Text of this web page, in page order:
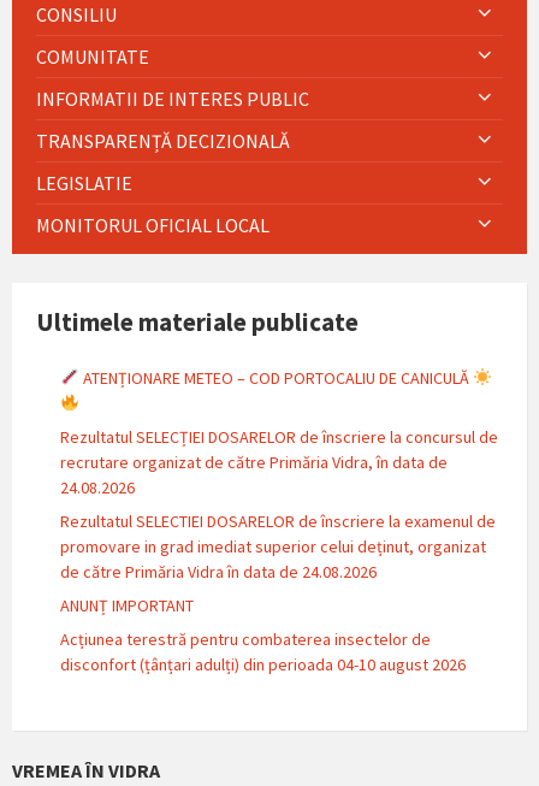
CONSILIU
COMUNITATE
INFORMATII DE INTERES PUBLIC
TRANSPARENȚĂ DECIZIONALĂ
LEGISLATIE
MONITORUL OFICIAL LOCAL
Ultimele materiale publicate
ATENȚIONARE METEO – COD PORTOCALIU DE CANICULĂ
Rezultatul SELECȚIEI DOSARELOR de înscriere la concursul de
recrutare organizat de către Primăria Vidra, în data de
24.08.2026
Rezultatul SELECTIEI DOSARELOR de înscriere la examenul de
promovare in grad imediat superior celui deținut, organizat
de către Primăria Vidra în data de 24.08.2026
ANUNȚ IMPORTANT
Acțiunea terestră pentru combaterea insectelor de
disconfort (țânțari adulți) din perioada 04-10 august 2026
VREMEA ÎN VIDRA